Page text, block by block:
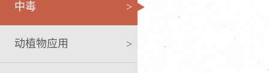
中毒 >
动植物应用 >